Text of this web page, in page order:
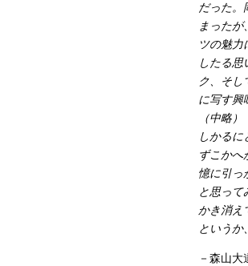
だった。
まったが
ツの魅力
したる思
ク、そし
に写す興
（中略）
しかるに
ずこかへ
憶に引っ
と思って
かき消え
というか
－森山大